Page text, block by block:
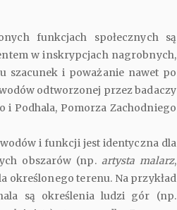
funkcjach społecznych są
w inskrypcjach nagrobnych,
szacunek i poważanie nawet po
odtworzonej przez badaczy
i Podhala, Pomorza Zachodniego
i funkcji jest identyczna dla
obszarów (np. artysta malarz,
określonego terenu. Na przykład
są określenia ludzi gór (np.